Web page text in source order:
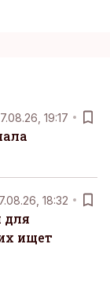
19:17
18:32
для
ищет